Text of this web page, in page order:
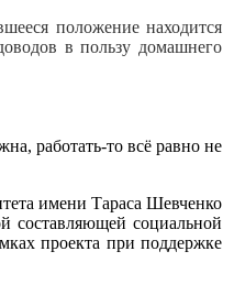
положение находится
в пользу домашнего
работать-то всё равно не
имени Тараса Шевченко
составляющей социальной
проекта при поддержке